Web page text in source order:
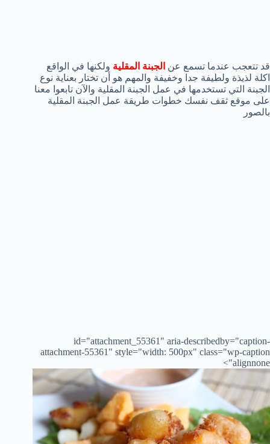
قد تتعجب عندما تسمع عن الجبنة المقلية ولكنها في الواقع
اكلة لذيذة ولطيفة جدا وخفيفة والمهم هو أن تختار بعناية نوع
الجبنة التي تستخدمها في عمل الجبنة المقلية والآن تابعوا معنا
على موقع ثقف نفسك خطوات طريقة عمل الجبنة المقلية
بالصور
id="attachment_55361" aria-describedby="caption-
attachment-55361" style="width: 500px" class="wp-caption
alignnone">